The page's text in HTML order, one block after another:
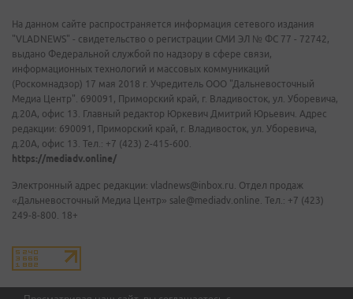
На данном сайте распространяется информация сетевого издания
"VLADNEWS" - свидетельство о регистрации СМИ ЭЛ № ФС 77 - 72742,
выдано Федеральной службой по надзору в сфере связи,
информационных технологий и массовых коммуникаций
(Роскомнадзор) 17 мая 2018 г. Учредитель ООО "Дальневосточный
Медиа Центр". 690091, Приморский край, г. Владивосток, ул. Уборевича,
д.20А, офис 13. Главный редактор Юркевич Дмитрий Юрьевич. Адрес
редакции: 690091, Приморский край, г. Владивосток, ул. Уборевича,
д.20А, офис 13. Тел.: +7 (423) 2-415-600.
https://mediadv.online/
Электронный адрес редакции: vladnews@inbox.ru. Отдел продаж
«Дальневосточный Медиа Центр» sale@mediadv.online. Тел.: +7 (423)
249-8-800. 18+